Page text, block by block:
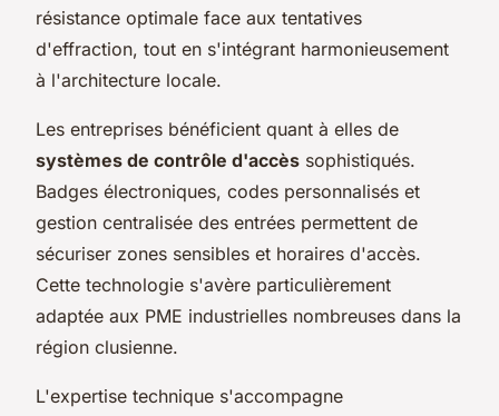
résistance optimale face aux tentatives
d'effraction, tout en s'intégrant harmonieusement
à l'architecture locale.
Les entreprises bénéficient quant à elles de
systèmes de contrôle d'accès sophistiqués.
Badges électroniques, codes personnalisés et
gestion centralisée des entrées permettent de
sécuriser zones sensibles et horaires d'accès.
Cette technologie s'avère particulièrement
adaptée aux PME industrielles nombreuses dans la
région clusienne.
L'expertise technique s'accompagne